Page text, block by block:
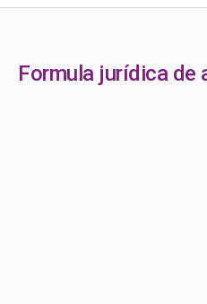
Formula jurídica de